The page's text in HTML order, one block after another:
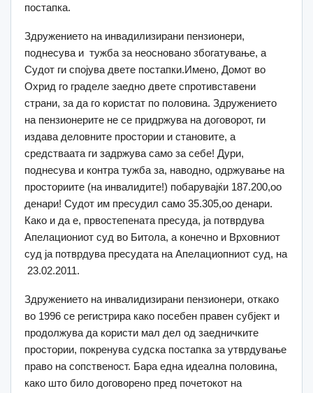
постапка.
Здружението на инвадилизирани пензионери,
поднесува и тужба за неосновано збогатување, а
Судот ги спојува двете постапки.Имено, Домот во
Охрид го граделе заедно двете спротивставени
страни, за да го користат по половина. Здружението
на пензионерите не се придржува на договорот, ги
издава деловните простории и становите, а
средстваата ги задржува само за себе! Дури,
поднесува и контра тужба за, наводно, одржување на
просториите (на инвалидите!) побарувајќи 187.200,оо
денари! Судот им пресудил само 35.305,оо денари.
Како и да е, првостепената пресуда, ја потврдува
Апелациониот суд во Битола, а конечно и Врховниот
суд ја потврдува пресудата на Апелациопниот суд, на
23.02.2011.
Здружението на инвалидизирани пензионери, откако
во 1996 се регистрира како посебен правен субјект и
продолжува да користи мал дел од заедничките
простории, покренува судска постапка за утврдување
право на сопственост. Бара една идеална половина,
како што било договорено пред почетокот на